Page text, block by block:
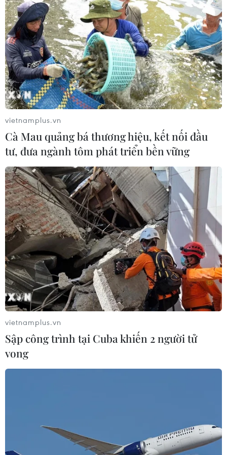
06/08/2026 03:46
Khởi tố thêm 6 đối tượng vụ lập
khống hồ sơ bảo hiểm y tế ở Đắk Lắk
05/08/2026 14:55
Vận chuyển quá cảnh hàng giả và
xâm phạm sở hữu trí tuệ diễn biến
phức tạp
05/08/2026 13:44
24 năm tù cho đôi vợ chồng tổ chức
“bay lắc” trong quán karaoke
05/08/2026 13:41
Lập kênh TikTok khởi nghiệp, lừa
đảo chiếm đoạt 15 tỷ đồng
05/08/2026 11:36
Đắk Lắk: Án phạt nghiêm minh với
đối tượng phá hoại đoàn kết dân tộc
chức sử dụng ma túy trong quán
vietnamplus.vn
Cà Mau quảng bá thương hiệu, kết nối đầu
tư, đưa ngành tôm phát triển bền vững
vietnamplus.vn
Sập công trình tại Cuba khiến 2 người tử
vong